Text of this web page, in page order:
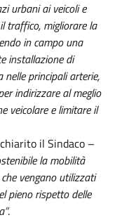
urbani ai veicoli e
traffico, migliorare la
in campo una
installazione di
nelle principali arterie,
indirizzare al meglio
veicolare e limitare il
il Sindaco –
la mobilità
vengano utilizzati
pieno rispetto delle
.